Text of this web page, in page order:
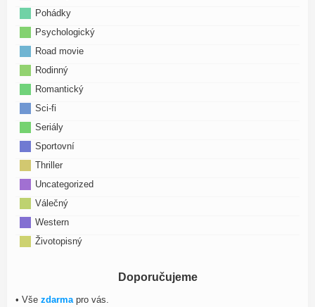
Pohádky
Psychologický
Road movie
Rodinný
Romantický
Sci-fi
Seriály
Sportovní
Thriller
Uncategorized
Válečný
Western
Životopisný
Doporučujeme
• Všezdarmapro vás.